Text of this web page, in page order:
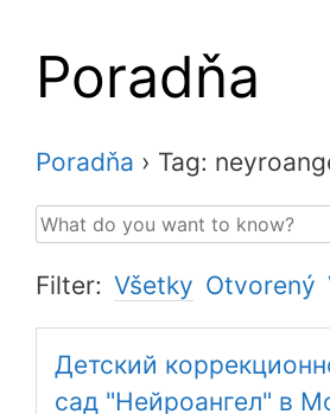
Poradňa
Poradňa › Tag:
Filter: Všetky Otvorený
Детский
сад "Нейроангел" в